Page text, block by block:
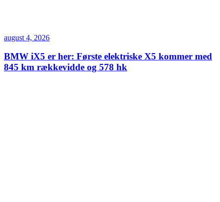
august 4, 2026
BMW iX5 er her: Første elektriske X5 kommer med
845 km rækkevidde og 578 hk